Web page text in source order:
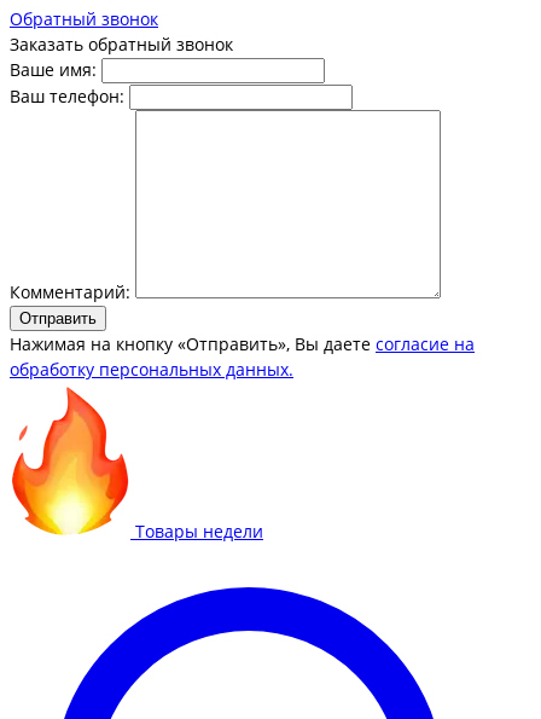
Обратный звонок
Заказать обратный звонок
Ваше имя:
Ваш телефон:
Комментарий:
Отправить
Нажимая на кнопку «Отправить», Вы даете согласие на
обработку персональных данных.
Товары недели